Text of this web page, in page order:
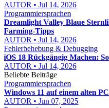
AUTOR • Jul 14, 2026
Programmiersprachen
Dreamlight Valley Blaue
Farming-Tipps
AUTOR • Jul 14, 2026
Fehlerbehebung & Debugging
iOS 18 Rückgängig Machen:
AUTOR • Jul 14, 2026
Beliebte Beiträge
Programmiersprachen
Windows 11 auf einem alten
AUTOR • Jun 07, 2025